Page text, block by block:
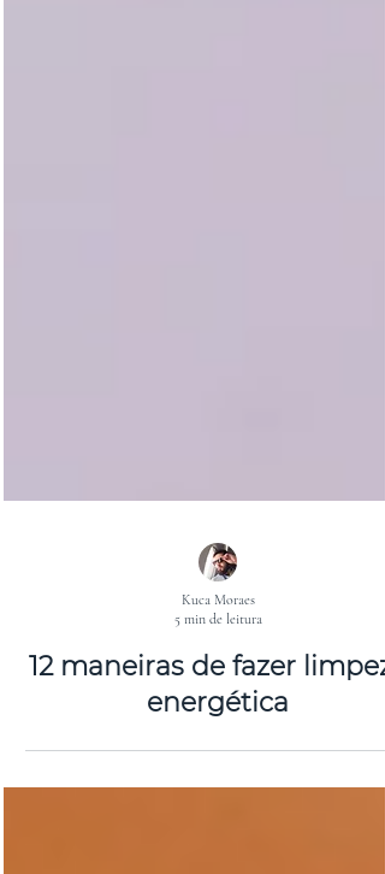
Kuca Moraes
5 min de leitura
12 maneiras de fazer
energética